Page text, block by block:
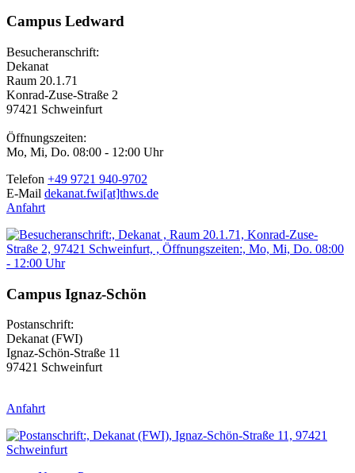
Campus Ledward
Besucheranschrift:
Dekanat
Raum 20.1.71
Konrad-Zuse-Straße 2
97421 Schweinfurt
Öffnungszeiten:
Mo, Mi, Do. 08:00 - 12:00 Uhr
Telefon +49 9721 940-9702
E-Mail dekanat.fwi[at]thws.de
Anfahrt
Campus Ignaz-Schön
Postanschrift:
Dekanat (FWI)
Ignaz-Schön-Straße 11
97421 Schweinfurt
Anfahrt